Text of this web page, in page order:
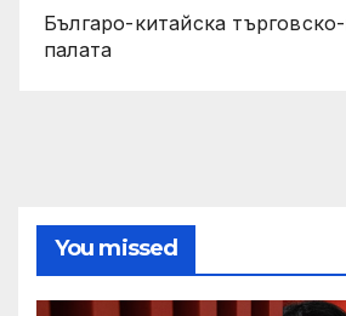
Българо-китайска
палата
You missed